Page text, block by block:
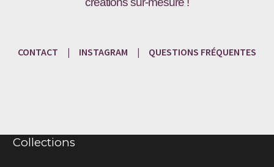
CONTACT | INSTAGRAM | QUESTIONS FRÉQUENTES
Collections